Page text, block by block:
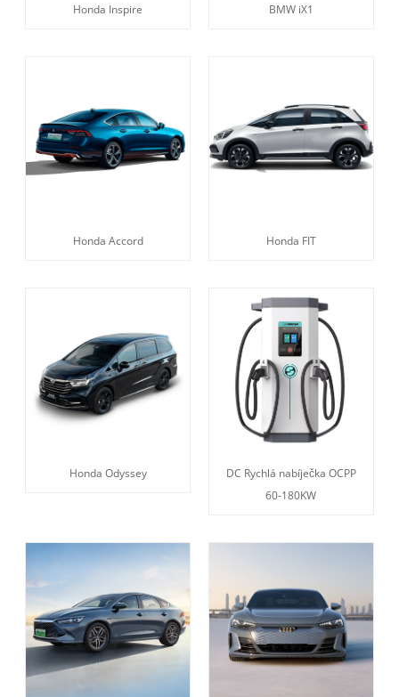
Honda Inspire BMW iX1
Honda Accord Honda FIT
Honda Odyssey
DC Rychlá nabíječka OCPP
60-180KW